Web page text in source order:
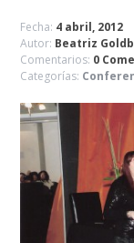
Fecha: 4 abril, 2012
Autor: Beatriz
Comentarios: 0
Categorías: